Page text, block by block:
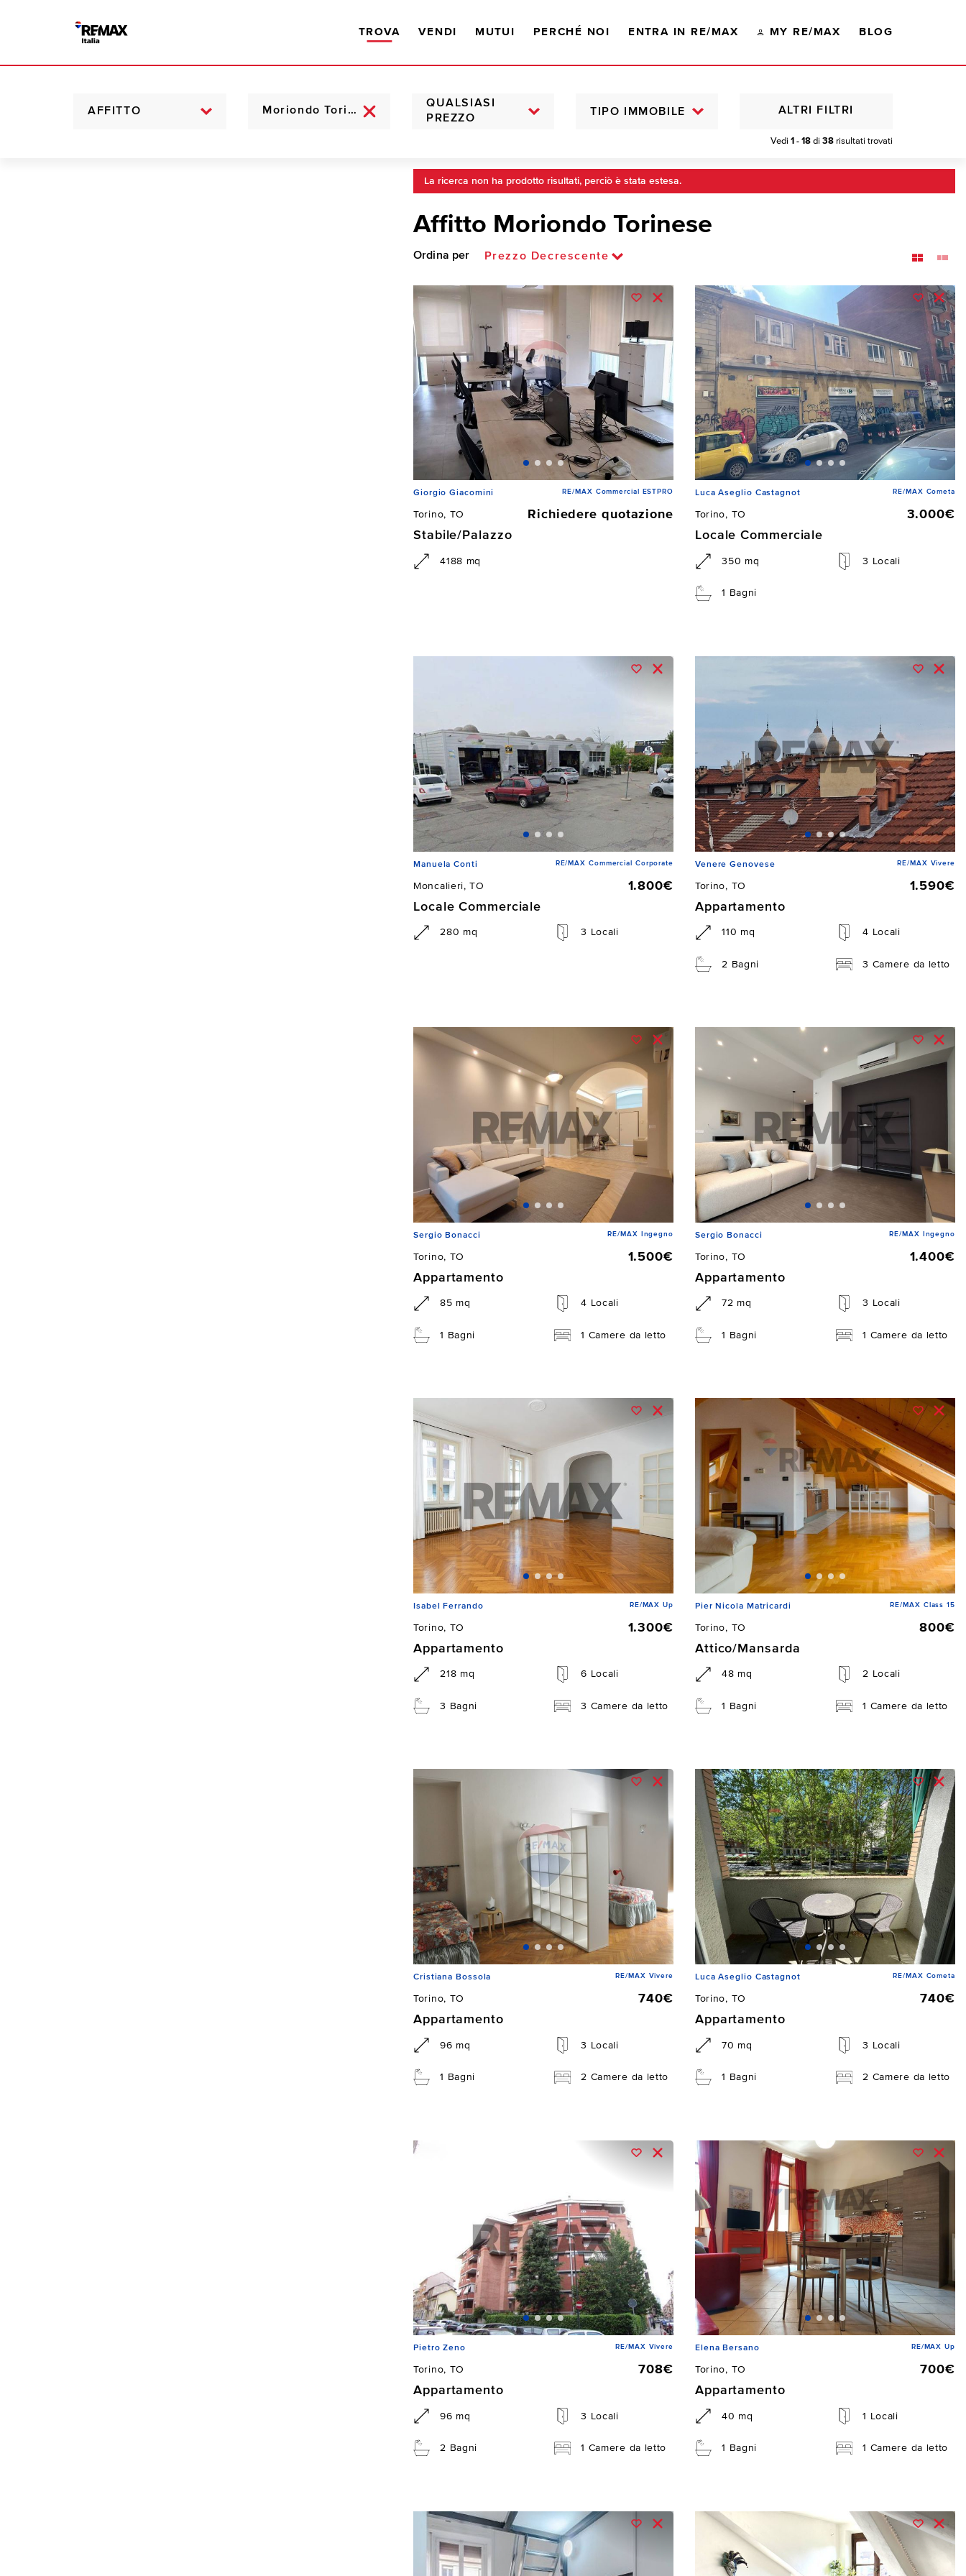
TROVA VENDI MUTUI PERCHÉ NOI ENTRA IN RE/MAX MY RE/MAX BLOG
AFFITTO
QUALSIASI
PREZZO
TIPO IMMOBILE
Vedi 1 - 18 di 38 risultati trovati
ALTRI FILTRI
La ricerca non ha prodotto risultati, perciò è stata estesa.
Affitto Moriondo Torinese
Ordina per Prezzo Decrescente
Giorgio Giacomini RE/MAX Commercial ESTPRO
Torino, TO
Richiedere quotazione
Stabile/Palazzo
4188 mq
Luca Aseglio Castagnot RE/MAX Cometa
Torino, TO
3.000€
Locale Commerciale
350 mq 3 Locali
1 Bagni
Manuela Conti RE/MAX Commercial Corporate
Moncalieri, TO
1.800€
Locale Commerciale
280 mq 3 Locali
Venere Genovese RE/MAX Vivere
Torino, TO
1.590€
Appartamento
110 mq 4 Locali
2 Bagni 3 Camere da letto
Sergio Bonacci RE/MAX Ingegno
Torino, TO
1.500€
Appartamento
85 mq 4 Locali
1 Bagni 1 Camere da letto
Sergio Bonacci RE/MAX Ingegno
Torino, TO
1.400€
Appartamento
72 mq 3 Locali
1 Bagni 1 Camere da letto
Isabel Ferrando RE/MAX Up
Torino, TO
1.300€
Appartamento
218 mq 6 Locali
3 Bagni 3 Camere da letto
Pier Nicola Matricardi RE/MAX Class 15
Torino, TO
800€
Attico/Mansarda
48 mq 2 Locali
1 Bagni 1 Camere da letto
Cristiana Bossola RE/MAX Vivere
Torino, TO
740€
Appartamento
96 mq 3 Locali
1 Bagni 2 Camere da letto
Luca Aseglio Castagnot RE/MAX Cometa
Torino, TO
740€
Appartamento
70 mq 3 Locali
1 Bagni 2 Camere da letto
Pietro Zeno RE/MAX Vivere
Torino, TO
708€
Appartamento
96 mq 3 Locali
2 Bagni 1 Camere da letto
Elena Bersano RE/MAX Up
Torino, TO
700€
Appartamento
40 mq 1 Locali
1 Bagni 1 Camere da letto